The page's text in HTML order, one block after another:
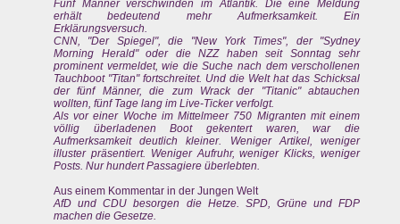
Fünf Männer verschwinden im Atlantik. Die eine Meldung
erhält bedeutend mehr Aufmerksamkeit. Ein
Erklärungsversuch.
CNN, "Der Spiegel", die "New York Times", der "Sydney
Morning Herald" oder die NZZ haben seit Sonntag sehr
prominent vermeldet, wie die Suche nach dem verschollenen
Tauchboot "Titan" fortschreitet. Und die Welt hat das Schicksal
der fünf Männer, die zum Wrack der "Titanic" abtauchen
wollten, fünf Tage lang im Live-Ticker verfolgt.
Als vor einer Woche im Mittelmeer 750 Migranten mit einem
völlig überladenen Boot gekentert waren, war die
Aufmerksamkeit deutlich kleiner. Weniger Artikel, weniger
illuster präsentiert. Weniger Aufruhr, weniger Klicks, weniger
Posts. Nur hundert Passagiere überlebten.
Aus einem Kommentar in der Jungen Welt
AfD und CDU besorgen die Hetze. SPD, Grüne und FDP
machen die Gesetze.